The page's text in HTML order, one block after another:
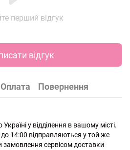
перший відгук
відгук
Оплата Повернення
у відділення в вашому місті.
14:00 відправляються у той же
замовлення сервісом доставки